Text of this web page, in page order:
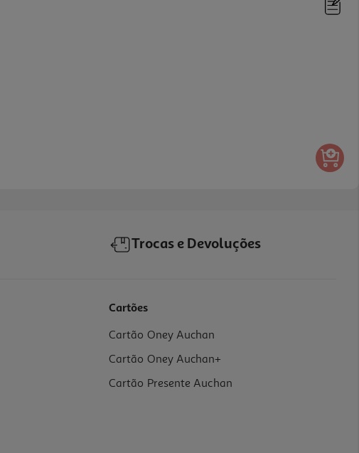
Trocas e Devoluções
Cartões
Cartão Oney Auchan
Cartão Oney Auchan+
Cartão Presente Auchan